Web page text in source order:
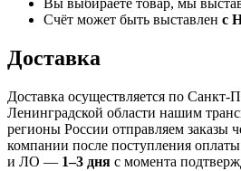
Вы выбираете товар, мы
Счёт может быть выставлен с
Доставка
Доставка осуществляется по Санкт-
Ленинградской области нашим
регионы России отправляем заказы
компании после поступления
и ЛО — 1–3 дня с момента